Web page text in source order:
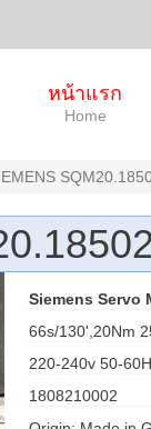
หน้าแรก
Home
Siemens Servo
66s/130',20Nm
220-240v 50-
1808210002